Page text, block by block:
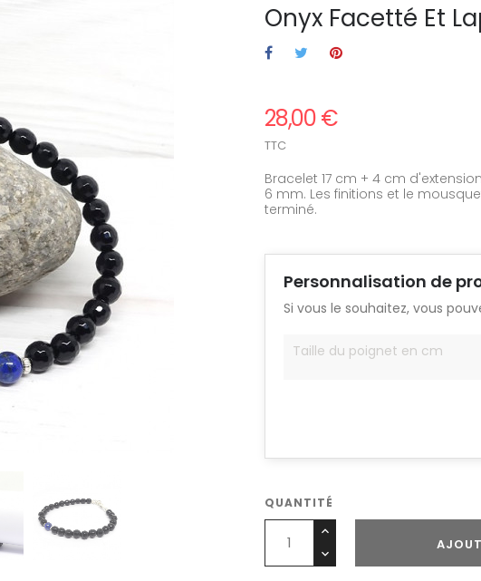
Onyx Facetté Et
28,00 €
TTC
Bracelet 17 cm + 4 cm
6 mm. Les finitions et le
terminé.
Personnalisation de
Si vous le souhaitez, vous
QUANTITÉ